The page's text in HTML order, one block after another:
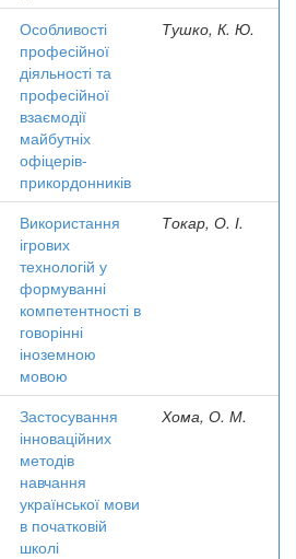
Особливості
професійної
діяльності та
професійної
взаємодії
майбутніх
офіцерів-
прикордонників
Тушко, К. Ю.
Використання
ігрових
технологій у
формуванні
компетентності в
говорінні
іноземною
мовою
Токар, О. І.
Застосування
інноваційних
методів
навчання
української мови
в початковій
школі
Хома, О. М.